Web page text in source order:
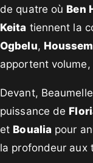
de quatre où Ben
Keita tiennent la
Ogbelu,
apportent
Devant,
puissance de
et Boualia pour
la profondeur aux